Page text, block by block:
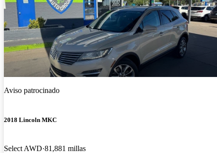
Aviso patrocinado
2018 Lincoln MKC
Select AWD 81,881 millas